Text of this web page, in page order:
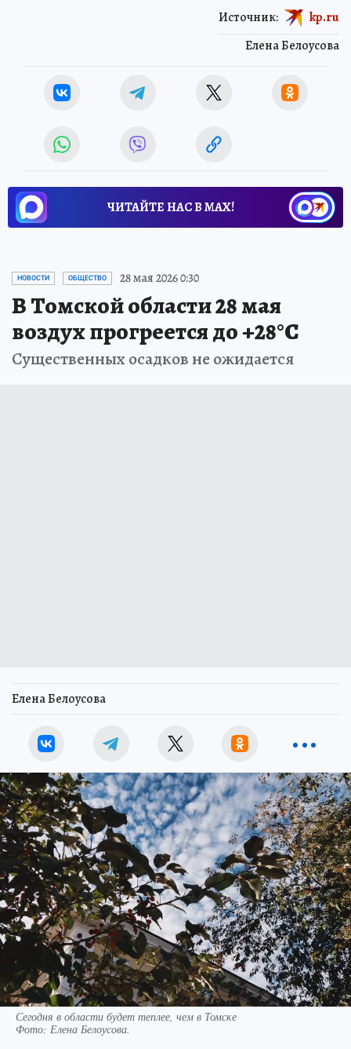
Елена Белоусова
Источник: kp.ru
ЧИТАЙТЕ НАС В МАХ!
НОВОСТИ ОБЩЕСТВО 28 мая 2026 0:30
В Томской области 28 мая
воздух прогреется до +28°С
Существенных осадков не ожидается
Елена Белоусова
Сегодня в области будет теплее, чем в Томске
Фото: Елена Белоусова.